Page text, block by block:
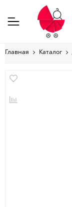
Главная Каталог